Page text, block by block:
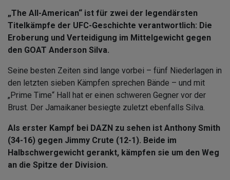
„The All-American“ ist für zwei der legendärsten
Titelkämpfe der UFC-Geschichte verantwortlich: Die
Eroberung und Verteidigung im Mittelgewicht gegen
den GOAT Anderson Silva.
Seine besten Zeiten sind lange vorbei – fünf Niederlagen in
den letzten sieben Kämpfen sprechen Bände – und mit
„Prime Time“ Hall hat er einen schweren Gegner vor der
Brust. Der Jamaikaner besiegte zuletzt ebenfalls Silva.
Als erster Kampf bei DAZN zu sehen ist Anthony Smith
(34-16) gegen Jimmy Crute (12-1). Beide im
Halbschwergewicht gerankt, kämpfen sie um den Weg
an die Spitze der Division.